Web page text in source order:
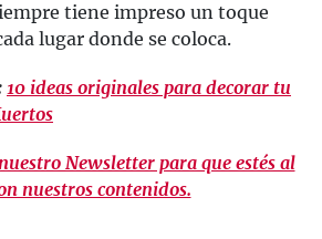
tiene impreso un toque
lugar donde se coloca.
10 ideas originales para decorar tu
Newsletter para que estés al
nuestros contenidos.